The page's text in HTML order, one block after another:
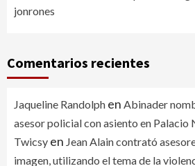
jonrones
Comentarios recientes
Jaqueline Randolph en Abinader
asesor policial con asiento en Palacio
Twicsy en Jean Alain contrató
imagen, utilizando el tema de la